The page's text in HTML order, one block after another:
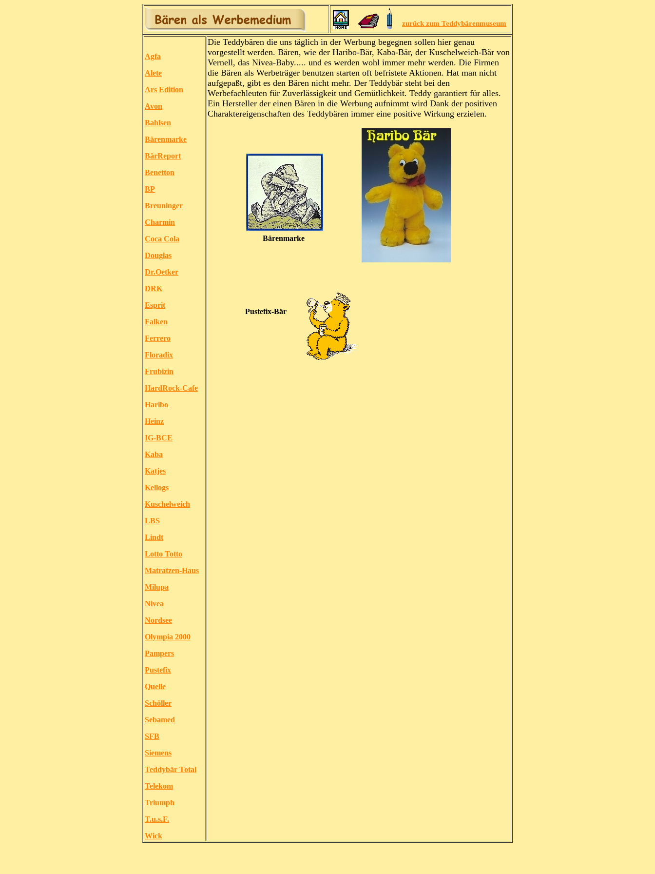
zurück zum Teddybärenmuseum
Agfa
Alete
Ars Edition
Avon
Bahlsen
Bärenmarke
BärReport
Benetton
BP
Breuninger
Charmin
Coca Cola
Douglas
Dr.Oetker
DRK
Esprit
Falken
Ferrero
Floradix
Frubizin
HardRock-Cafe
Haribo
Heinz
IG-BCE
Kaba
Katjes
Kellogs
Kuschelweich
LBS
Lindt
Lotto Totto
Matratzen-Haus
Milupa
Nivea
Nordsee
Olympia 2000
Pampers
Pustefix
Quelle
Schöller
Sebamed
SFB
Siemens
Teddybär Total
Telekom
Triumph
T.u.s.F.
Wick
Die Teddybären die uns täglich in der Werbung begegnen sollen hier genau
vorgestellt werden. Bären, wie der Haribo-Bär, Kaba-Bär, der Kuschelweich-Bär von
Vernell, das Nivea-Baby..... und es werden wohl immer mehr werden. Die Firmen
die Bären als Werbeträger benutzen starten oft befristete Aktionen. Hat man nicht
aufgepaßt, gibt es den Bären nicht mehr. Der Teddybär steht bei den
Werbefachleuten für Zuverlässigkeit und Gemütlichkeit. Teddy garantiert für alles.
Ein Hersteller der einen Bären in die Werbung aufnimmt wird Dank der positiven
Charaktereigenschaften des Teddybären immer eine positive Wirkung erzielen.
Bärenmarke
Pustefix-Bär